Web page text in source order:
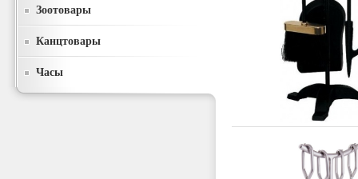
Зоотовары
Канцтовары
Часы